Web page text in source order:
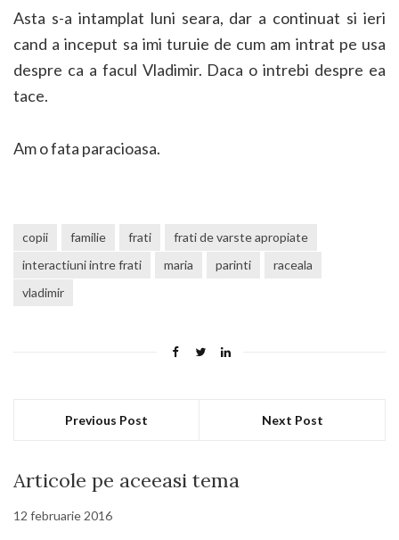
Asta s-a intamplat luni seara, dar a continuat si ieri
cand a inceput sa imi turuie de cum am intrat pe usa
despre ca a facul Vladimir. Daca o intrebi despre ea
tace.
Am o fata paracioasa.
copii familie frati
frati de varste apropiate
interactiuni intre frati
maria parinti
raceala
vladimir
Previous Post Next Post
Articole pe aceeasi tema
12 februarie 2016